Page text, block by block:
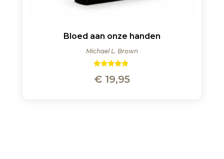
Bloed aan onze handen
Michael L. Brown
5.00
€19,95